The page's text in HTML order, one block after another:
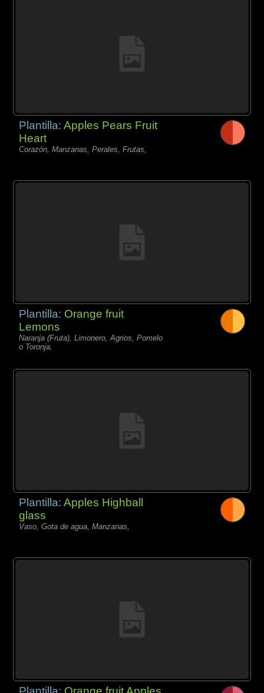
Plantilla:Apples Pears Fruit
Heart
Corazón, Manzanas, Perales, Frutas,
Plantilla: Orange fruit
Lemons
Naranja (Fruta), Limonero, Agrios, Pomelo
o Toronja,
Plantilla:Apples Highball
glass
Vaso, Gota de agua, Manzanas,